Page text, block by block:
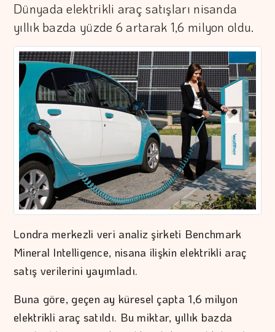
Dünyada elektrikli araç satışları nisanda
yıllık bazda yüzde 6 artarak 1,6 milyon oldu.
Londra merkezli veri analiz şirketi Benchmark
Mineral Intelligence, nisana ilişkin elektrikli araç
satış verilerini yayımladı.
Buna göre, geçen ay küresel çapta 1,6 milyon
elektrikli araç satıldı. Bu miktar, yıllık bazda